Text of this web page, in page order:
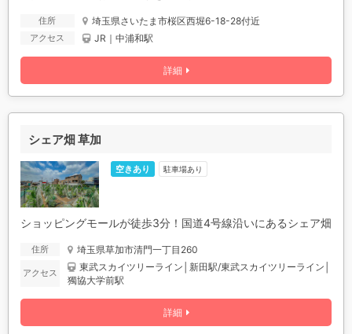
詳細
住所 埼玉県さいたま市桜区西堀6-18-28付近
アクセス JR｜中浦和駅
シェア畑 草加
詳細
空きあり 駐車場あり
ショッピングモールが徒歩3分！国道4号線沿いにあるシェア畑
住所 埼玉県草加市清門一丁目260
アクセス 東武スカイツリーライン│新田駅/東武スカイツリーライン│
獨協大学前駅